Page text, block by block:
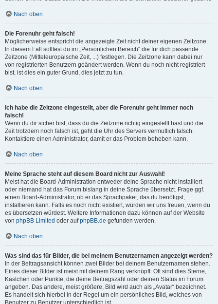
Nach oben
Die Forenuhr geht falsch!
Möglicherweise entspricht die angezeigte Zeit nicht deiner eigenen Zeitzone.
In diesem Fall solltest du im „Persönlichen Bereich“ die für dich passende
Zeitzone (Mitteleuropäische Zeit, ...) festlegen. Die Zeitzone kann dabei nur
von registrierten Benutzern geändert werden. Wenn du noch nicht registriert
bist, ist dies ein guter Grund, dies jetzt zu tun.
Nach oben
Ich habe die Zeitzone eingestellt, aber die Forenuhr geht immer noch
falsch!
Wenn du dir sicher bist, dass du die Zeitzone richtig eingestellt hast und die
Zeit trotzdem noch falsch ist, geht die Uhr des Servers vermutlich falsch.
Kontaktiere einen Administrator, damit er das Problem beheben kann.
Nach oben
Meine Sprache steht auf diesem Board nicht zur Auswahl!
Meist hat die Board-Administration entweder deine Sprache nicht installiert
oder niemand hat das Forum bislang in deine Sprache übersetzt. Frage ggf.
einen Board-Administrator, ob er das Sprachpaket, das du benötigst,
installieren kann. Falls es noch nicht existiert, würden wir uns freuen, wenn du
es übersetzen würdest. Weitere Informationen dazu können auf der Website
von phpBB Limited oder aufphpBB.de gefunden werden.
Nach oben
Was sind das für Bilder, die bei meinem Benutzernamen angezeigt werden?
In der Beitragsansicht können zwei Bilder bei deinem Benutzernamen stehen.
Eines dieser Bilder ist meist mit deinem Rang verknüpft: Oft sind dies Sterne,
Kästchen oder Punkte, die deine Beitragszahl oder deinen Status im Forum
angeben. Das andere, meist größere, Bild wird auch als „Avatar“ bezeichnet.
Es handelt sich hierbei in der Regel um ein persönliches Bild, welches von
Benutzer zu Benutzer unterschiedlich ist.